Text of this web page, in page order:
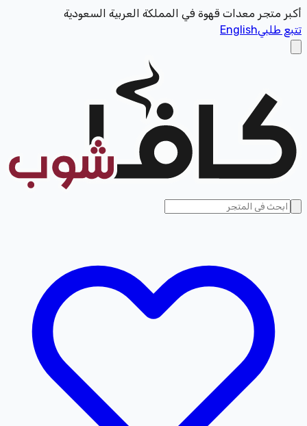
أكبر متجر معدات قهوة في المملكة العربية السعودية
تتبع طلبيEnglish